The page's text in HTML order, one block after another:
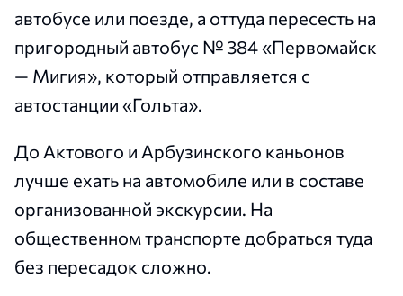
автобусе или поезде, а оттуда пересесть на
пригородный автобус № 384 «Первомайск
— Мигия», который отправляется с
автостанции «Гольта».
До Актового и Арбузинского каньонов
лучше ехать на автомобиле или в составе
организованной экскурсии. На
общественном транспорте добраться туда
без пересадок сложно.